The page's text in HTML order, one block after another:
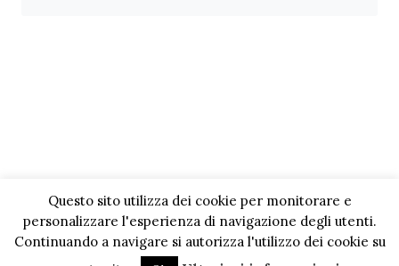
Questo sito utilizza dei cookie per monitorare e
personalizzare l'esperienza di navigazione degli utenti.
Continuando a navigare si autorizza l'utilizzo dei cookie su